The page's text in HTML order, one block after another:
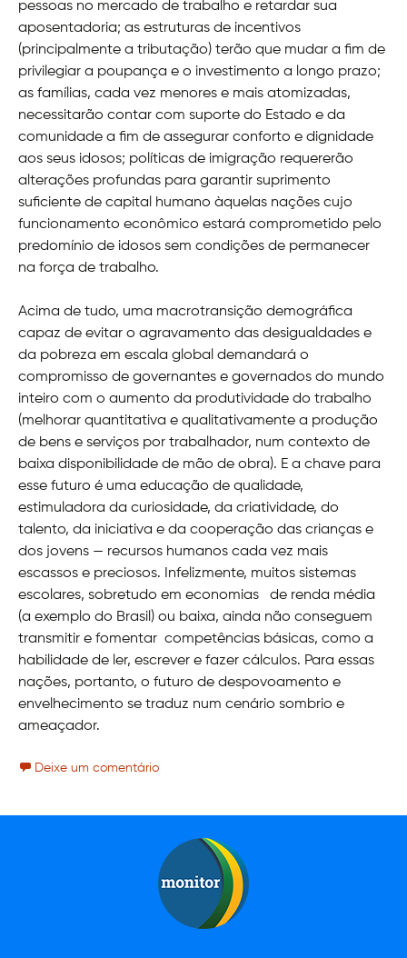
pessoas no mercado de trabalho e retardar sua
aposentadoria; as estruturas de incentivos
(principalmente a tributação) terão que mudar a fim de
privilegiar a poupança e o investimento a longo prazo;
as famílias, cada vez menores e mais atomizadas,
necessitarão contar com suporte do Estado e da
comunidade a fim de assegurar conforto e dignidade
aos seus idosos; políticas de imigração requererão
alterações profundas para garantir suprimento
suficiente de capital humano àquelas nações cujo
funcionamento econômico estará comprometido pelo
predomínio de idosos sem condições de permanecer
na força de trabalho.
Acima de tudo, uma macrotransição demográfica
capaz de evitar o agravamento das desigualdades e
da pobreza em escala global demandará o
compromisso de governantes e governados do mundo
inteiro com o aumento da produtividade do trabalho
(melhorar quantitativa e qualitativamente a produção
de bens e serviços por trabalhador, num contexto de
baixa disponibilidade de mão de obra). E a chave para
esse futuro é uma educação de qualidade,
estimuladora da curiosidade, da criatividade, do
talento, da iniciativa e da cooperação das crianças e
dos jovens — recursos humanos cada vez mais
escassos e preciosos. Infelizmente, muitos sistemas
escolares, sobretudo em economias de renda média
(a exemplo do Brasil) ou baixa, ainda não conseguem
transmitir e fomentar competências básicas, como a
habilidade de ler, escrever e fazer cálculos. Para essas
nações, portanto, o futuro de despovoamento e
envelhecimento se traduz num cenário sombrio e
ameaçador.
Deixe um comentário